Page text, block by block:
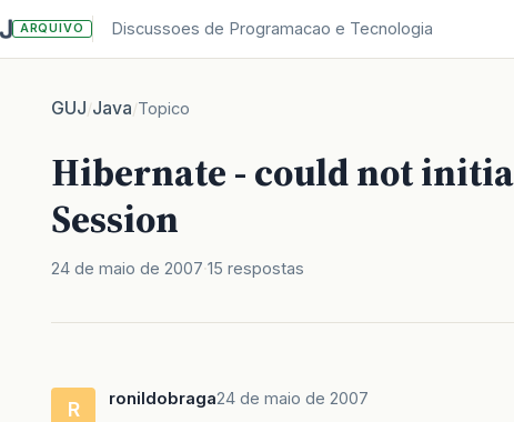
ARQUIVO Discussoes de Programacao e Tecnologia
GUJ/Java/Topico
Hibernate - could not
Session
24 de maio de 2007 15 respostas
R ronildobraga24 de maio de 2007